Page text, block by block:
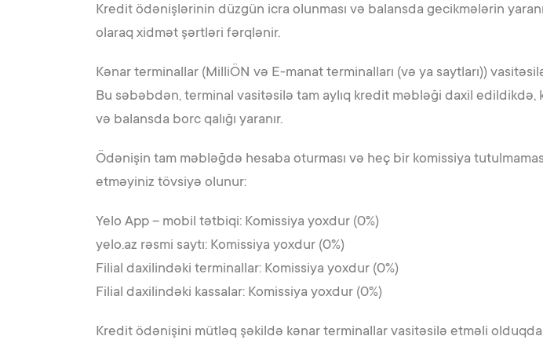
Kredit ödənişlərinin düzgün icra olunması və balansda gecikmələrin
olaraq xidmət şərtləri fərqlənir.
Kənar terminallar (MilliÖN və E-manat terminalları (və ya saytları))
Bu səbəbdən, terminal vasitəsilə tam aylıq kredit məbləği daxil
və balansda borc qalığı yaranır.
Ödənişin tam məbləğdə hesaba oturması və heç bir komissiya
etməyiniz tövsiyə olunur:
Yelo App – mobil tətbiqi: Komissiya yoxdur (0%)
yelo.az rəsmi saytı: Komissiya yoxdur (0%)
Filial daxilindəki terminallar: Komissiya yoxdur (0%)
Filial daxilindəki kassalar: Komissiya yoxdur (0%)
Kredit ödənişini mütləq şəkildə kənar terminallar vasitəsilə etməli